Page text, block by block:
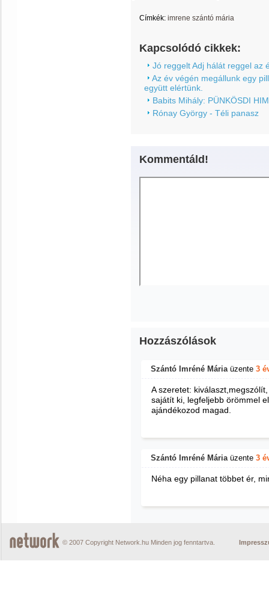
Címkék: imrene szántó mária
Kapcsolódó cikkek:
Jó reggelt Adj hálát reggel az
Az év végén megállunk egy
együtt elértünk.
Babits Mihály: PÜNKÖSDI
Rónay György - Téli panasz
Kommentáld!
Hozzászólások
Szántó Imréné Máriaüzente 3
A szeretet:
sajátít ki, legfeljebb örömmel
ajándékozod magad.
Szántó Imréné Máriaüzente 3
Néha egy pillanat többet ér,
© 2007 Copyright Network.hu Minden jog fenntartva.